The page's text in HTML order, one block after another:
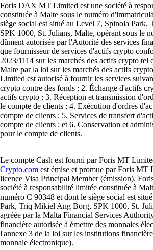
Foris DAX MT Limited est une société à
constituée à Malte sous le numéro
siège social est situé au Level 7, Spinola
SPK 1000, St. Julians, Malte, opérant sous le
dûment autorisée par l'Autorité des services
que fournisseur de services d'actifs crypto
2023/1114 sur les marchés des actifs crypto
Malte par la loi sur les marchés des actifs
Limited est autorisé à fournir les services
crypto contre des fonds ; 2. Échange d'actifs
actifs crypto ; 3. Réception et transmission
le compte de clients ; 4. Exécution d'ordres
compte de clients ; 5. Services de transfert
compte de clients ; et 6. Conservation et
pour le compte de clients.
Le compte Cash est fourni par Foris MT
Crypto.com est émise et promue par Foris MT
licence Visa Principal Member (émission).
société à responsabilité limitée constituée à
numéro C 90348 et dont le siège social est
Park, Triq Mikiel Ang Borg, SPK 1000, St.
agréée par la Malta Financial Services
financière autorisée à émettre des monnaies
l'annexe 3 de la loi sur les institutions
monnaie électronique).